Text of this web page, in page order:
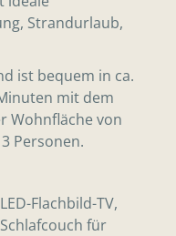
Strandurlaub,
ist bequem in ca.
mit dem
Wohnfläche von
Personen.
Flachbild-TV,
für